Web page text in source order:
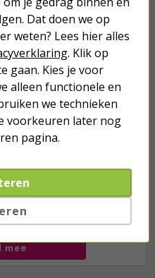
gazon!
43,50
40,
89
mee
Dat doen we op
weten? Lees hier alles
. Klik op
gaan. Kies je voor
alleen functionele en
we technieken
voorkeuren later nog
pagina.